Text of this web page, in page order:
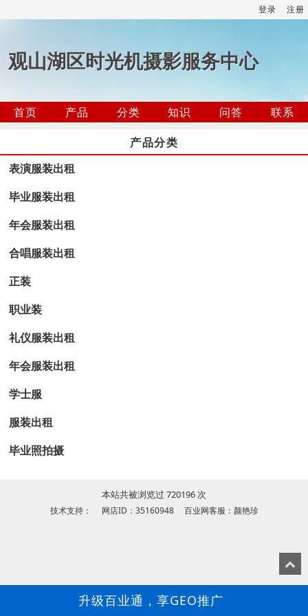
登录 注册
观山湖区时光机摄影服务中心
首页 产品 分类 知识 问答
联系
产品分类
表演服装出租
毕业服装出租
年会服装出租
合唱服装出租
正装
职业装
礼仪服装出租
年会服装出租
学士服
服装出租
毕业照拍摄
本站共被浏览过 720196 次
技术支持： 网店ID：35160948 百业网客服：颜艳珍
升级百业通，享GEO推广